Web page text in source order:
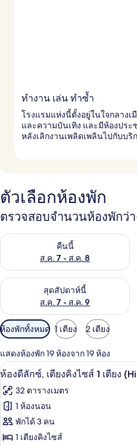
ทำงาน เล่น ทำซ้ำ
โรงแรมแห่งนี้ตั้งอยู่ในใจกลางเ
และความบันเทิง และมีห้องปร
หลังเลิกงานเพลิดเพลินไปกับบริ
ตัวเลือกห้องพัก
ตรวจสอบจำนวนห้องพักว่
คืนนี้
ส.ค. 7 - ส.ค. 8
ตรวจสอบจำนวนห้องพักว่างในคื
สุดสัปดาห์นี้
ส.ค. 7 - ส.ค. 9
ตรวจสอบจำนวนห้องพักว่างในสุ
ตัว
กรอง
ที่
มี
ให้
สำหรับ
ห้อง
พัก
ห้องพักทั้งหมด 1 เตียง 2 เตียง
แสดงห้องพัก 19 ห้องจาก 19 ห้อง
เปิด
ภาพถ่าย
ทั้งหมด
ของ
ห้อง
7
ห้องดีลักซ์, เตียงคิงไซส์ 1 เตียง
32 ตารางเมตร
1 ห้องนอน
พักได้ 3 คน
1 เตียงคิงไซส์